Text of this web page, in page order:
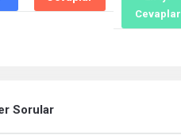
Cevaplar
Sorular